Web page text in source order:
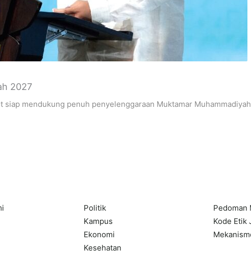
2027
mendukung penuh penyelenggaraan Muktamar
Politik
Kampus
Ekonomi
Kesehatan
Pedoman
Kode Etik